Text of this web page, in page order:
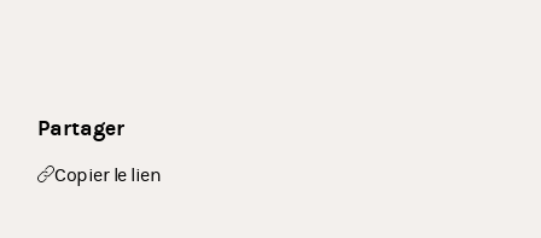
Partager
Copier le lien